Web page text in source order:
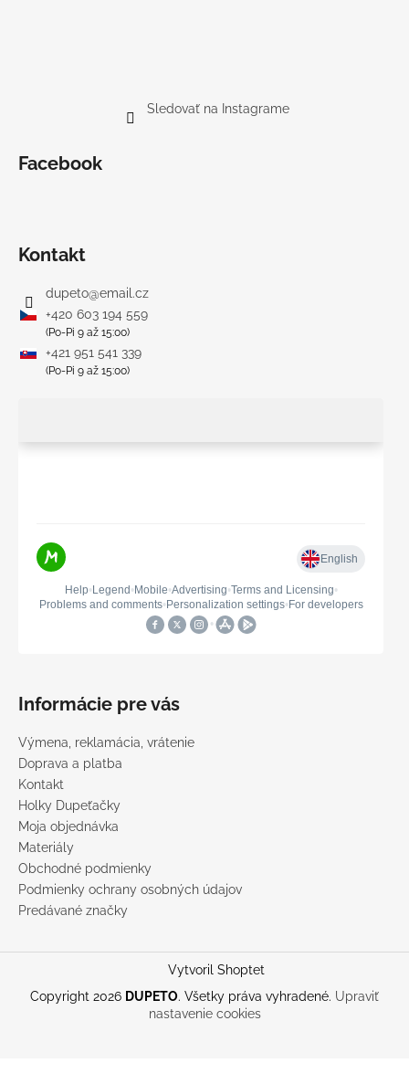
Sledovať na Instagrame
Facebook
Kontakt
dupeto@email.cz
+420 603 194 559
(Po-Pi 9 až 15:00)
+421 951 541 339
(Po-Pi 9 až 15:00)
Informácie pre vás
Výmena, reklamácia, vrátenie
Doprava a platba
Kontakt
Holky Dupeťačky
Moja objednávka
Materiály
Obchodné podmienky
Podmienky ochrany osobných údajov
Predávané značky
Vytvoril Shoptet
Copyright 2026 DUPETO. Všetky práva vyhradené. Upraviť
nastavenie cookies